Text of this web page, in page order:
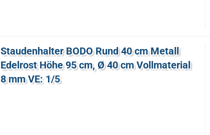
Stau­den­hal­ter BODO Rund 40 cm Me­tall
Edel­rost Höhe 95 cm, Ø 40 cm Voll­ma­te­ri­al
8 mm VE: 1/5